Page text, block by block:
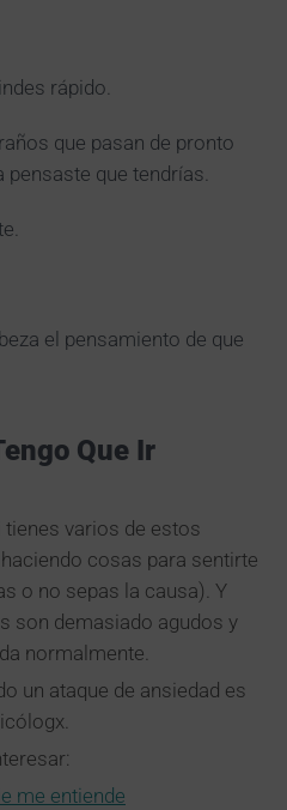
rápido.
que pasan de pronto
pensaste que tendrías.
el pensamiento de que
Que Ir
varios de estos
cosas para sentirte
o no sepas la causa). Y
son demasiado agudos y
normalmente.
un ataque de ansiedad es
me entiende